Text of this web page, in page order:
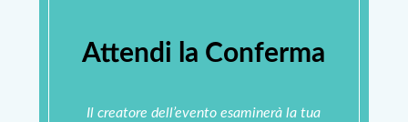
Attendi la Conferma
Il creatore dell’evento esaminerà la tua